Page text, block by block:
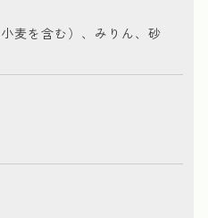
麦を含む）、みりん、砂